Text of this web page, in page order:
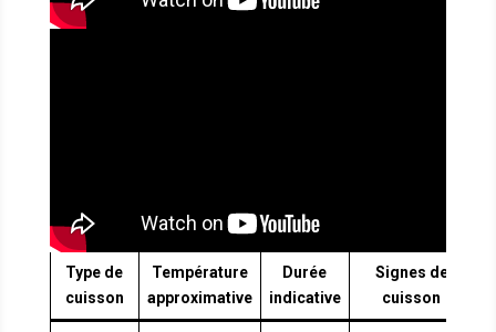
Type de
cuisson
Température
approximative
Durée
indicative
Signes de
cuisson